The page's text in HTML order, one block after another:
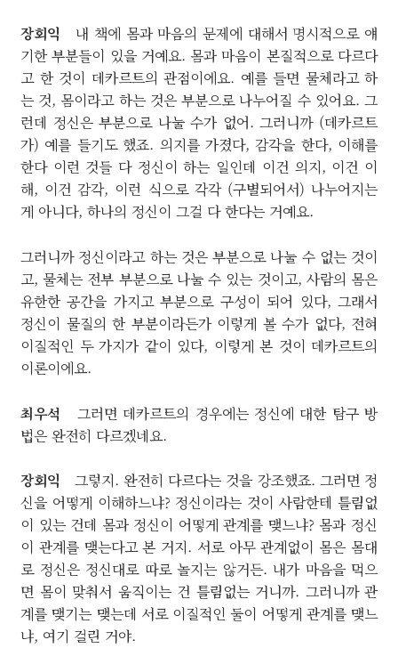
장회익 내 책에 몸과 마음의 문제에 대해서 명시적으로 얘
기한 부분들이 있을 거예요. 몸과 마음이 본질적으로 다르다
고 한 것이 데카르트의 관점이에요. 예를 들면 물체라고 하
는 것, 몸이라고 하는 것은 부분으로 나누어질 수 있어요. 그
런데 정신은 부분으로 나눌 수가 없어. 그러니까 (데카르트
가) 예를 들기도 했죠. 의지를 가졌다, 감각을 한다, 이해를
한다 이런 것들 다 정신이 하는 일인데 이건 의지, 이건 이
해, 이건 감각, 이런 식으로 각각 (구별되어서) 나누어지는
게 아니다, 하나의 정신이 그걸 다 한다는 거예요.
그러니까 정신이라고 하는 것은 부분으로 나눌 수 없는 것이
고, 물체는 전부 부분으로 나눌 수 있는 것이고, 사람의 몸은
유한한 공간을 가지고 부분으로 구성이 되어 있다, 그래서
정신이 물질의 한 부분이라든가 이렇게 볼 수가 없다, 전혀
이질적인 두 가지가 같이 있다, 이렇게 본 것이 데카르트의
이론이에요.
최우석 그러면 데카르트의 경우에는 정신에 대한 탐구 방
법은 완전히 다르겠네요.
장회익 그렇지. 완전히 다르다는 것을 강조했죠. 그러면 정
신을 어떻게 이해하느냐? 정신이라는 것이 사람한테 틀림없
이 있는 건데 몸과 정신이 어떻게 관계를 맺느냐? 몸과 정신
이 관계를 맺는다고 본 거지. 서로 아무 관계없이 몸은 몸대
로 정신은 정신대로 따로 놀지는 않거든. 내가 마음을 먹으
면 몸이 맞춰서 움직이는 건 틀림없는 거니까. 그러니까 관
계를 맺기는 맺는데 서로 이질적인 둘이 어떻게 관계를 맺느
냐, 여기 걸린 거야.